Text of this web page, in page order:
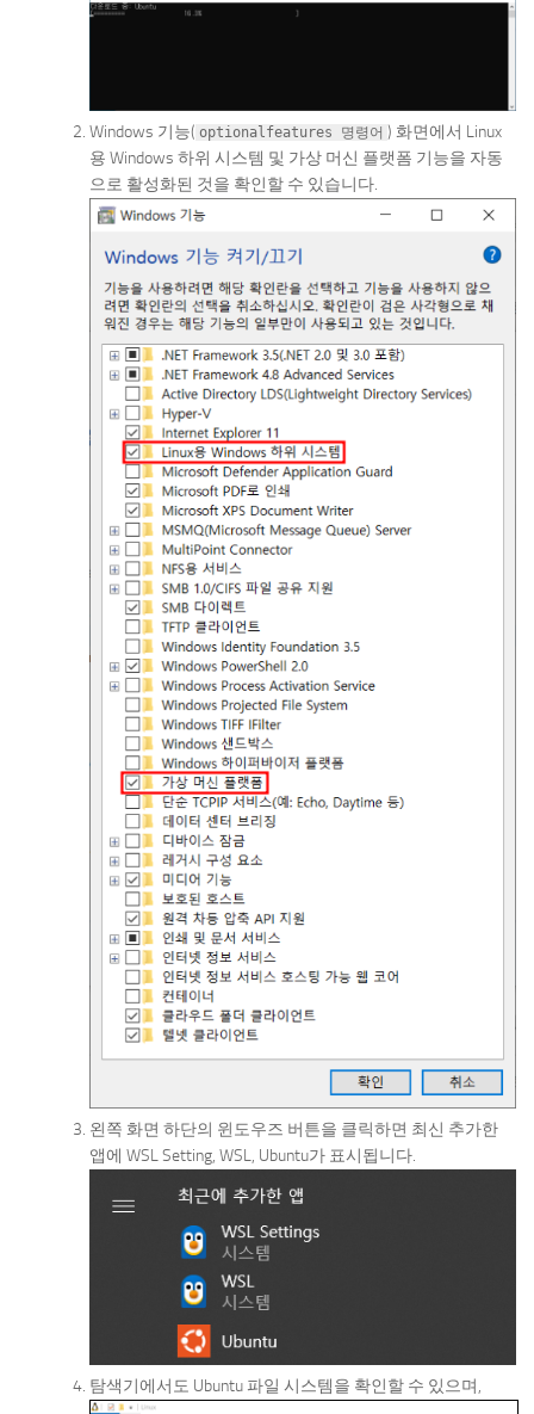
Windows 기능( optionalfeatures 명령어 ) 화면에서 Linux
용 Windows 하위 시스템 및 가상 머신 플랫폼 기능을 자동
으로 활성화된 것을 확인할 수 있습니다.
왼쪽 화면 하단의 윈도우즈 버튼을 클릭하면 최신 추가한
앱에 WSL Setting, WSL, Ubuntu가 표시됩니다.
탐색기에서도 Ubuntu 파일 시스템을 확인할 수 있으며,